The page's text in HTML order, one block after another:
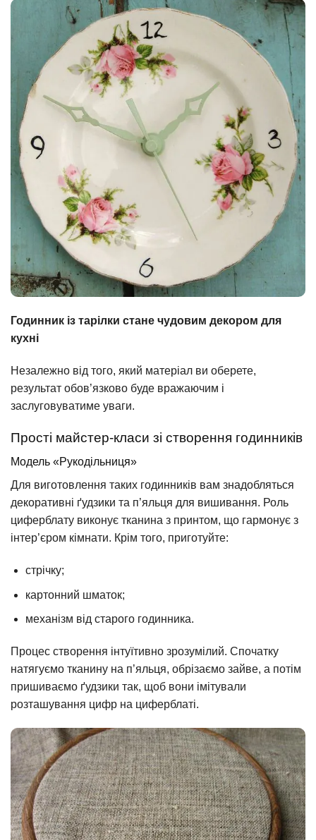
Годинник із тарілки стане чудовим декором для
кухні
Незалежно від того, який матеріал ви оберете,
результат обов’язково буде вражаючим і
заслуговуватиме уваги.
Прості майстер-класи зі створення годинників
Модель «Рукодільниця»
Для виготовлення таких годинників вам знадобляться
декоративні ґудзики та п’яльця для вишивання. Роль
циферблату виконує тканина з принтом, що гармонує з
інтер’єром кімнати. Крім того, приготуйте:
стрічку;
картонний шматок;
механізм від старого годинника.
Процес створення інтуїтивно зрозумілий. Спочатку
натягуємо тканину на п’яльця, обрізаємо зайве, а потім
пришиваємо ґудзики так, щоб вони імітували
розташування цифр на циферблаті.